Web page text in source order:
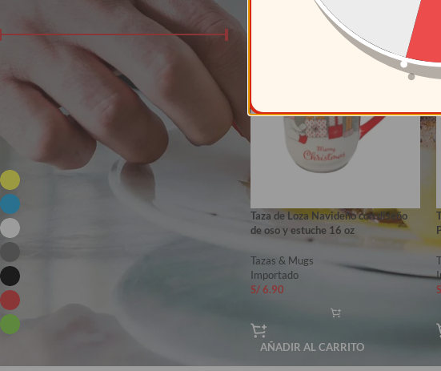
FILTRAR
COLORES DISPONIBLES
Taza de Loza Navideño con diseño
de oso y estuche 16 oz
Tazas & Mugs
Importado
S/6.90
AÑADIR AL CARRITO